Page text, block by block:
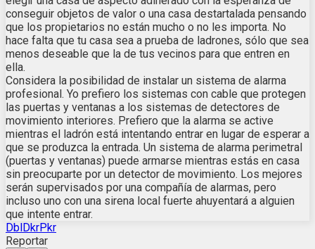
conseguir objetos de valor o una casa destartalada pensando
que los propietarios no están mucho o no les importa. No
hace falta que tu casa sea a prueba de ladrones, sólo que sea
menos deseable que la de tus vecinos para que entren en
ella.
Considera la posibilidad de instalar un sistema de alarma
profesional. Yo prefiero los sistemas con cable que protegen
las puertas y ventanas a los sistemas de detectores de
movimiento interiores. Prefiero que la alarma se active
mientras el ladrón está intentando entrar en lugar de esperar a
que se produzca la entrada. Un sistema de alarma perimetral
(puertas y ventanas) puede armarse mientras estás en casa
sin preocuparte por un detector de movimiento. Los mejores
serán supervisados por una compañía de alarmas, pero
incluso uno con una sirena local fuerte ahuyentará a alguien
que intente entrar.
DblDkrPkr
Reportar